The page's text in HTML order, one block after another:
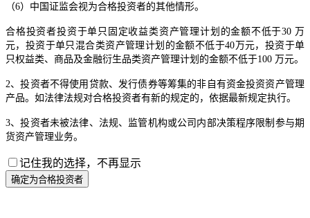
（6）中国证监会视为合格投资者的其他情形。
合格投资者投资于单只固定收益类资产管理计划的金额不低于30 万
元，投资于单只混合类资产管理计划的金额不低于40万元，投资于单
只权益类、商品及金融衍生品类资产管理计划的金额不低于100 万元。
2、投资者不得使用贷款、发行债券等筹集的非自有资金投资资产管理
产品。如法律法规对合格投资者有新的规定的，依据最新规定执行。
3、投资者未被法律、法规、监管机构或公司内部决策程序限制参与期
货资产管理业务。
记住我的选择，不再显示
确定为合格投资者